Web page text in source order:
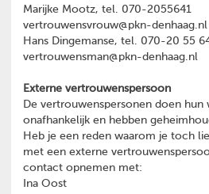
Marijke Mootz, tel. 070-2055641
vertrouwensvrouw@pkn-denhaag.nl
Hans Dingemanse, tel. 070-20 55
vertrouwensman@pkn-denhaag.nl
Externe vertrouwenspersoon
De vertrouwenspersonen doen hun
onafhankelijk en hebben
Heb je een reden waarom je toch
met een externe
contact opnemen met:
Ina Oost